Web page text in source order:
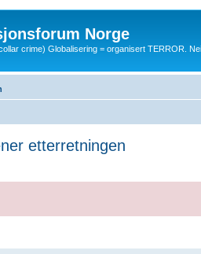
Norge
crime) Globalisering = organisert TERROR.
etterretningen